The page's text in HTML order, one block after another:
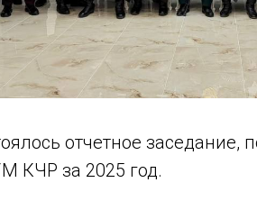
отчетное
КЧР за 2025 год.